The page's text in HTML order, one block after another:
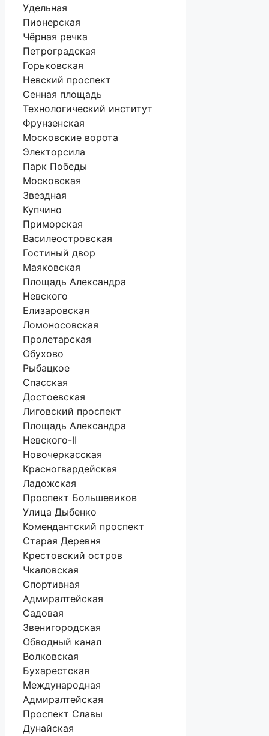
Удельная
Пионерская
Чёрная речка
Петроградская
Горьковская
Невский проспект
Сенная площадь
Технологический институт
Фрунзенская
Московские ворота
Электорсила
Парк Победы
Московская
Звездная
Купчино
Приморская
Василеостровская
Гостиный двор
Маяковская
Площадь Александра
Невского
Елизаровская
Ломоносовская
Пролетарская
Обухово
Рыбацкое
Спасская
Достоевская
Лиговский проспект
Площадь Александра
Невского-II
Новочеркасская
Красногвардейская
Ладожская
Проспект Большевиков
Улица Дыбенко
Комендантский проспект
Старая Деревня
Крестовский остров
Чкаловская
Спортивная
Адмиралтейская
Садовая
Звенигородская
Обводный канал
Волковская
Бухарестская
Международная
Адмиралтейская
Проспект Славы
Дунайская